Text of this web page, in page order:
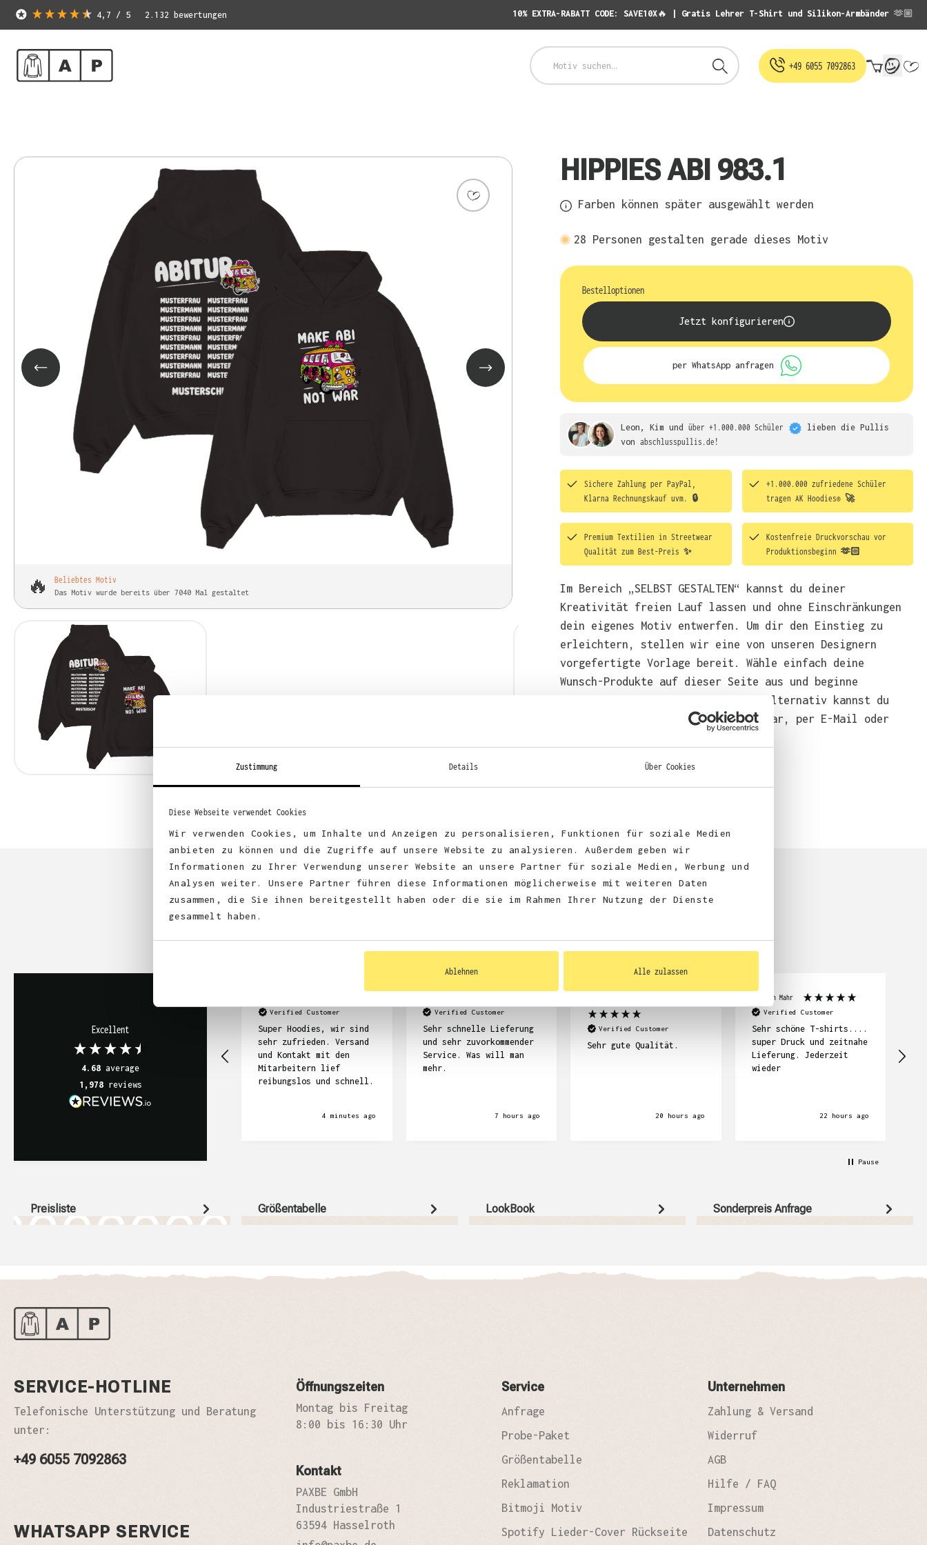
Zustimmung Details Über Cookies
Diese Webseite verwendet Cookies
Wir verwenden Cookies, um Inhalte und Anzeigen zu personalisieren, Funktionen für soziale Medien
anbieten zu können und die Zugriffe auf unsere Website zu analysieren. Außerdem geben wir
Informationen zu Ihrer Verwendung unserer Website an unsere Partner für soziale Medien, Werbung und
Analysen weiter. Unsere Partner führen diese Informationen möglicherweise mit weiteren Daten
zusammen, die Sie ihnen bereitgestellt haben oder die sie im Rahmen Ihrer Nutzung der Dienste
gesammelt haben.
Ablehnen Alle zulassen
4,7 / 5 2.132 bewertungen 10% EXTRA-RABATT CODE: SAVE10X🔥 | Gratis Lehrer T-Shirt und Silikon-Armbänder 🫶🏼
+49 6055 7092863
🔥 Beliebtes Motiv
Das Motiv wurde bereits über 7040 Mal gestaltet
HIPPIES ABI 983.1
Farben können später ausgewählt werden
28 Personen gestalten gerade dieses Motiv
Bestelloptionen
Jetzt konfigurieren
per WhatsApp anfragen
Leon, Kim und über +1.000.000 Schüler lieben die Pullis
von abschlusspullis.de!
Sichere Zahlung per PayPal,
Klarna Rechnungskauf uvm. 🔒
+1.000.000 zufriedene Schüler
tragen AK Hoodies® 🚀
Premium Textilien in Streetwear
Qualität zum Best-Preis ✨
Kostenfreie Druckvorschau vor
Produktionsbeginn 🫶🏻
Im Bereich „SELBST GESTALTEN“ kannst du deiner
Kreativität freien Lauf lassen und ohne Einschränkungen
dein eigenes Motiv entwerfen. Um dir den Einstieg zu
erleichtern, stellen wir eine von unseren Designern
vorgefertigte Vorlage bereit. Wähle einfach deine
Wunsch-Produkte auf dieser Seite aus und beginne
anschließend mit der Gestaltung. Alternativ kannst du
auch bequem über das Bestellformular, per E-Mail oder
Excellent
4.68 average
1,978 reviews
Verified Customer
Super Hoodies, wir sind
sehr zufrieden. Versand
und Kontakt mit den
Mitarbeitern lief
reibungslos und schnell.
4 minutes ago
Verified Customer
Sehr schnelle Lieferung
und sehr zuvorkommender
Service. Was will man
mehr.
7 hours ago
Verified Customer
Sehr gute Qualität.
20 hours ago
Carolin Mahr
Verified Customer
Sehr schöne T-shirts....
super Druck und zeitnahe
Lieferung. Jederzeit
wieder
22 hours ago
Pause
Preisliste Größentabelle LookBook Sonderpreis Anfrage
SERVICE-HOTLINE
Telefonische Unterstützung und Beratung
unter:
+49 6055 7092863
WHATSAPP SERVICE
Öffnungszeiten
Montag bis Freitag
8:00 bis 16:30 Uhr
Kontakt
PAXBE GmbH
Industriestraße 1
63594 Hasselroth
Service
Anfrage
Probe-Paket
Größentabelle
Reklamation
Bitmoji Motiv
Spotify Lieder-Cover Rückseite
Unternehmen
Zahlung & Versand
Widerruf
AGB
Hilfe / FAQ
Impressum
Datenschutz